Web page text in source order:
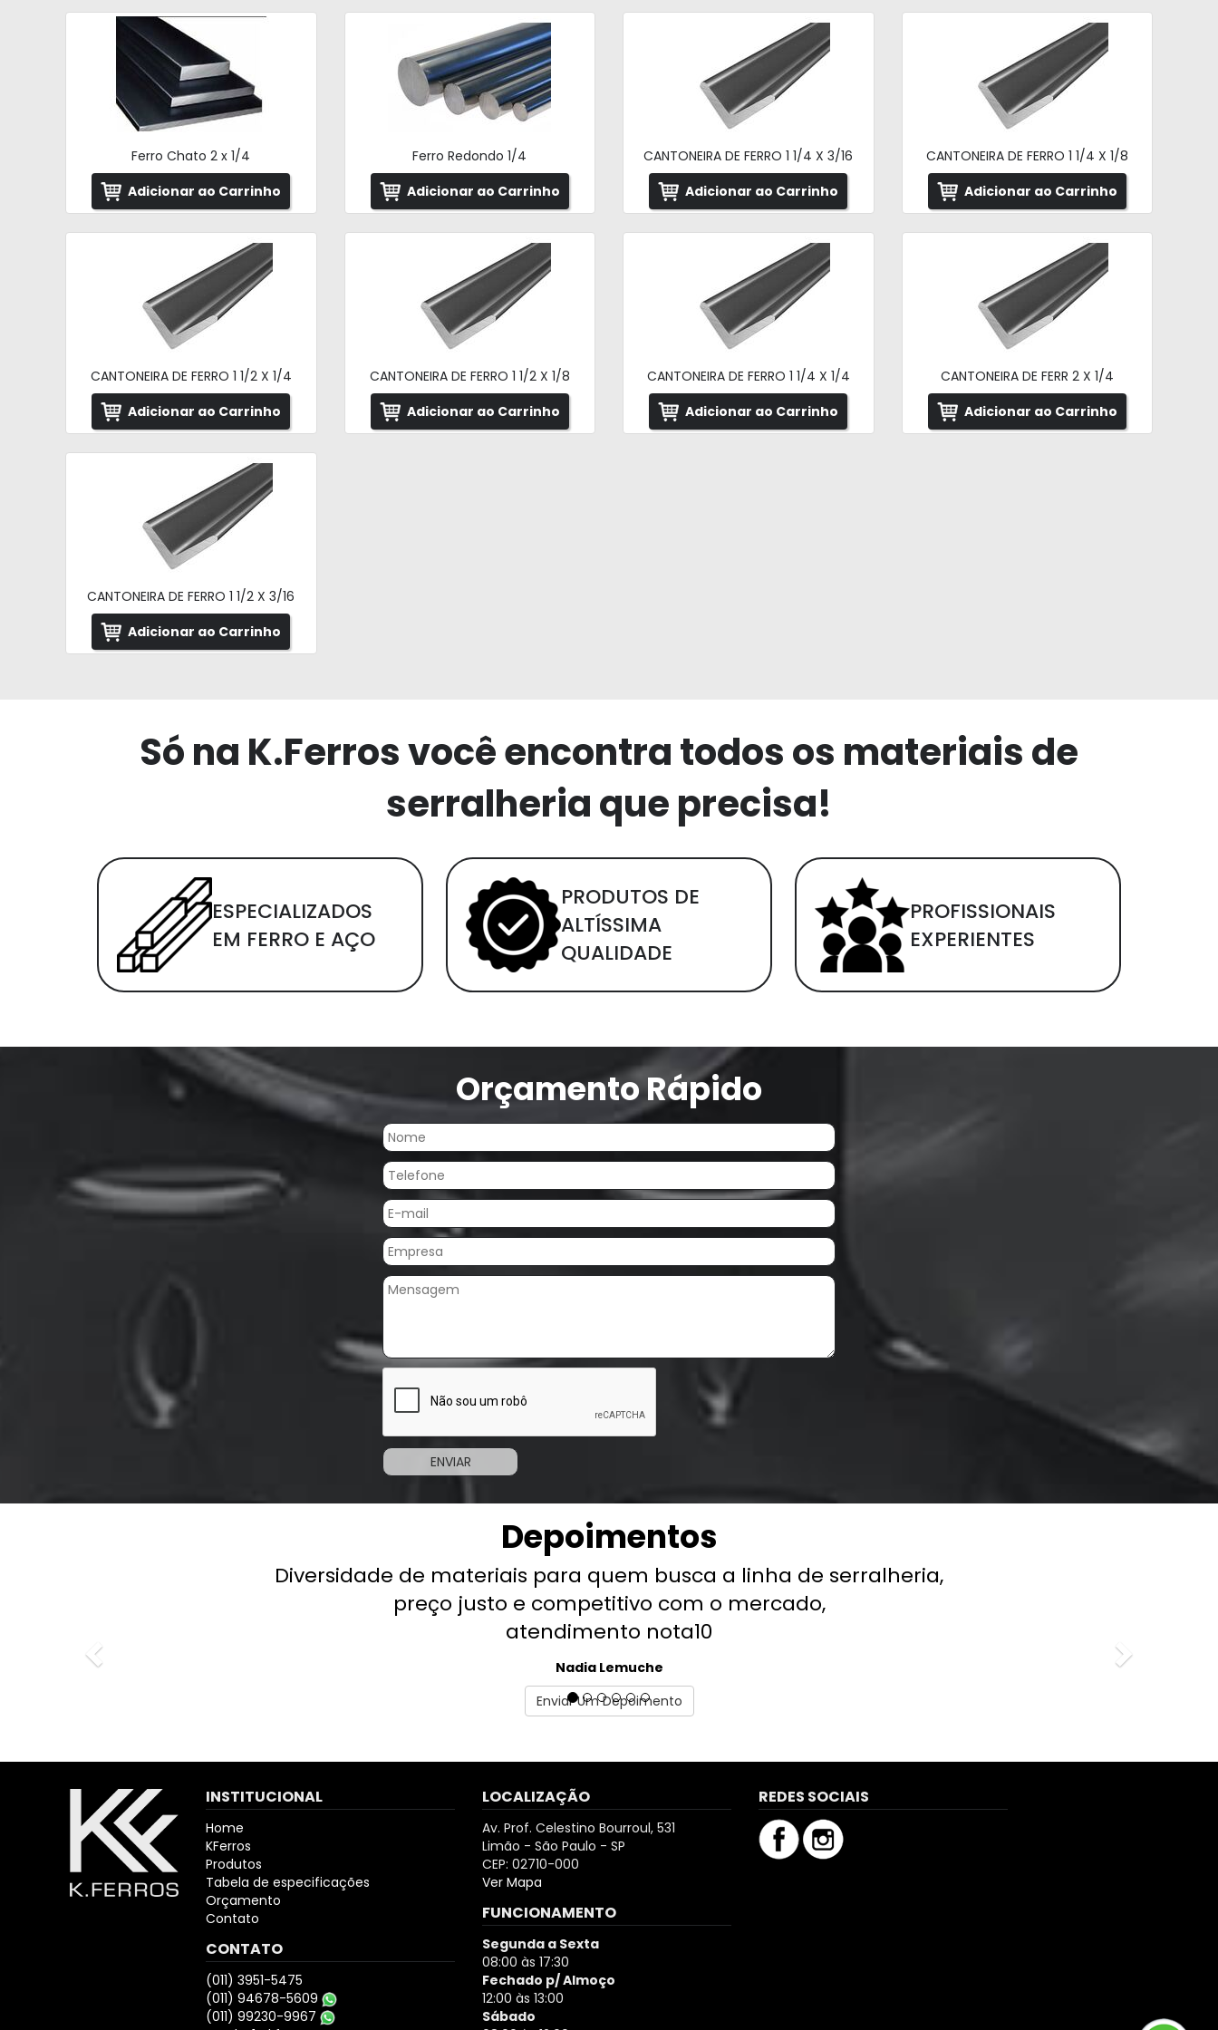
Ferro Chato 2 x 1/4
Adicionar ao Carrinho
Ferro Redondo 1/4
Adicionar ao Carrinho
CANTONEIRA DE FERRO 1 1/4 X 3/16
Adicionar ao Carrinho
CANTONEIRA DE FERRO 1 1/4 X 1/8
Adicionar ao Carrinho
CANTONEIRA DE FERRO 1 1/2 X 1/4
Adicionar ao Carrinho
CANTONEIRA DE FERRO 1 1/2 X 1/8
Adicionar ao Carrinho
CANTONEIRA DE FERRO 1 1/4 X 1/4
Adicionar ao Carrinho
CANTONEIRA DE FERR 2 X 1/4
Adicionar ao Carrinho
CANTONEIRA DE FERRO 1 1/2 X 3/16
Adicionar ao Carrinho
Só na K.Ferros você encontra todos os materiais de
serralheria que precisa!
ESPECIALIZADOS
EM FERRO E AÇO
PRODUTOS DE
ALTÍSSIMA
QUALIDADE
PROFISSIONAIS
EXPERIENTES
Orçamento Rápido
Depoimentos
Diversidade de materiais para quem busca a linha de serralheria,
preço justo e competitivo com o mercado,
atendimento nota10
Nadia Lemuche
Enviar Um Depoimento
INSTITUCIONAL
Home
KFerros
Produtos
Tabela de especificações
Orçamento
Contato
CONTATO
(011) 3951-5475
(011) 94678-5609
(011) 99230-9967
LOCALIZAÇÃO
Av. Prof. Celestino Bourroul, 531
Limão - São Paulo - SP
CEP: 02710-000
Ver Mapa
FUNCIONAMENTO
Segunda a Sexta
08:00 às 17:30
Fechado p/ Almoço
12:00 às 13:00
Sábado
REDES SOCIAIS